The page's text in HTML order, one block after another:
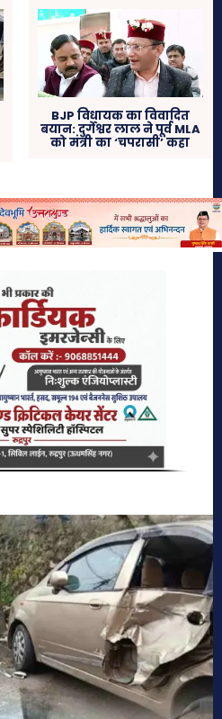
BJP विधायक का विवादित
बयान: दुर्गेश्वर लाल ने पूर्व MLA
को मंत्री का ‘चपरासी’ कहा